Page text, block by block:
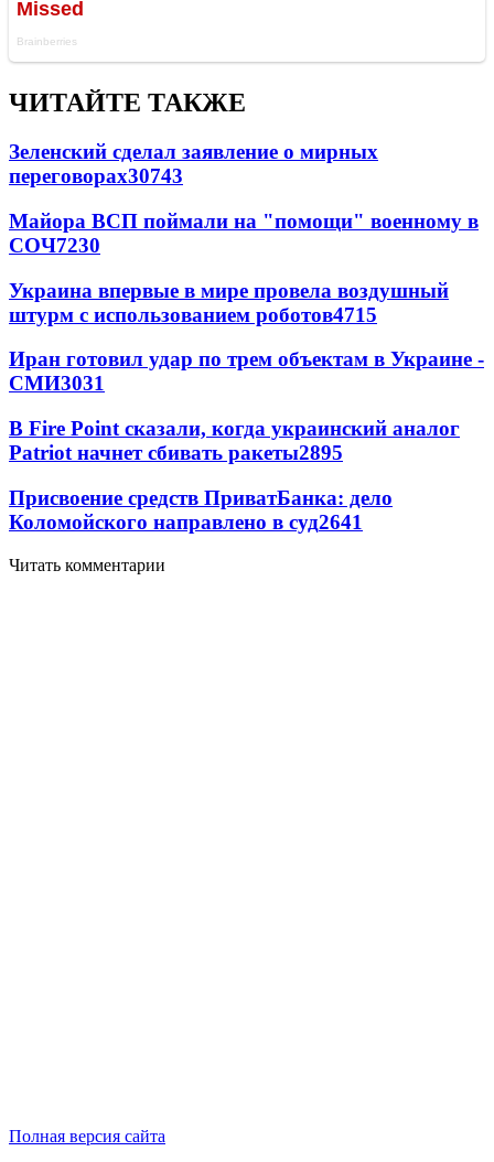
ЧИТАЙТЕ ТАКЖЕ
Зеленский сделал заявление о мирных
переговорах30743
Майора ВСП поймали на "помощи" военному в
СОЧ7230
Украина впервые в мире провела воздушный
штурм с использованием роботов4715
Иран готовил удар по трем объектам в Украине -
СМИ3031
В Fire Point сказали, когда украинский аналог
Patriot начнет сбивать ракеты2895
Присвоение средств ПриватБанка: дело
Коломойского направлено в суд2641
Читать комментарии
Полная версия сайта